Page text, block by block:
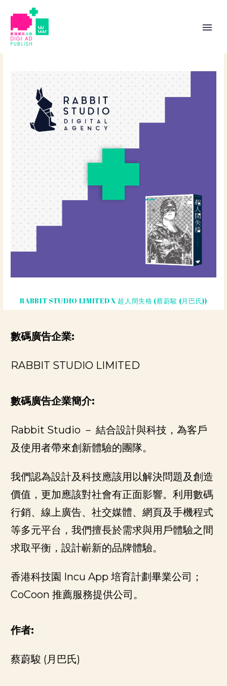
RABBIT STUDIO LIMITED X 超人間失格 (蔡蔚駿 (月巴氏))
數碼廣告企業:
RABBIT STUDIO LIMITED
數碼廣告企業簡介:
Rabbit Studio － 結合設計與科技，為客戶
及使用者帶來創新體驗的團隊。
我們認為設計及科技應該用以解決問題及創造
價值，更加應該對社會有正面影響。利用數碼
行銷、線上廣告、社交媒體、網頁及手機程式
等多元平台，我們擅長於需求與用戶體驗之間
求取平衡，設計嶄新的品牌體驗。
香港科技園 Incu App 培育計劃畢業公司；
CoCoon 推薦服務提供公司。
作者:
蔡蔚駿 (月巴氏)